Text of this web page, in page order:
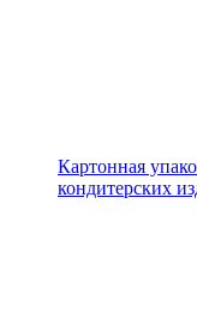
Картонная
кондитерских